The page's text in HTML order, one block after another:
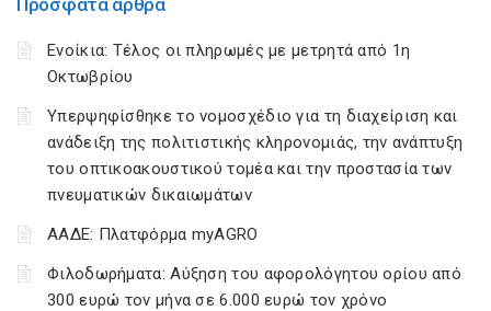
Πρόσφατα άρθρα
Ενοίκια: Τέλος οι πληρωμές με μετρητά από 1η
Οκτωβρίου
Υπερψηφίσθηκε το νομοσχέδιο για τη διαχείριση και
ανάδειξη της πολιτιστικής κληρονομιάς, την ανάπτυξη
του οπτικοακουστικού τομέα και την προστασία των
πνευματικών δικαιωμάτων
ΑΑΔΕ: Πλατφόρμα myAGRO
Φιλοδωρήματα: Αύξηση του αφορολόγητου ορίου από
300 ευρώ τον μήνα σε 6.000 ευρώ τον χρόνο